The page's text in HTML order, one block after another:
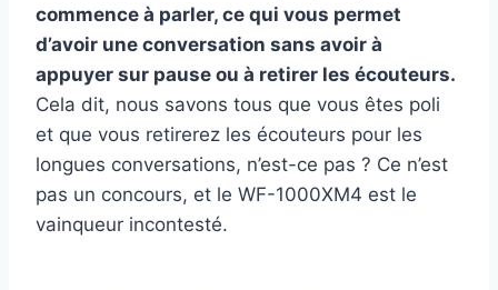
commence à parler, ce qui vous permet
d’avoir une conversation sans avoir à
appuyer sur pause ou à retirer les écouteurs.
Cela dit, nous savons tous que vous êtes poli
et que vous retirerez les écouteurs pour les
longues conversations, n’est-ce pas ? Ce n’est
pas un concours, et le WF-1000XM4 est le
vainqueur incontesté.